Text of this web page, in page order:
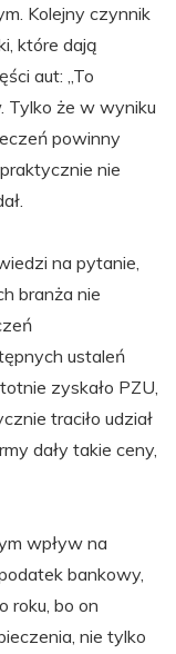
Kolejny czynnik
które dają
aut: „To
Tylko że w wyniku
powinny
nie
na pytanie,
branża nie
ustaleń
zyskało PZU,
traciło udział
dały takie ceny,
wpływ na
bankowy,
roku, bo on
nie tylko